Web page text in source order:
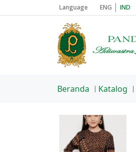
Language ENG IND
Beranda Katalog